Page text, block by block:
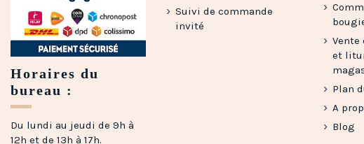
Horaires du
bureau :
Du lundi au jeudi de 9h à
12h et de 13h à 17h.
Suivi de commande
invité
et
Plan
A
Blog